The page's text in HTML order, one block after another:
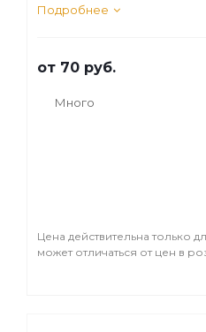
высокоточной
пылеотведению
засорение
получить поверхность
Подробнее
от 70 руб.
Много
Цена действительна только
может отличаться от цен в